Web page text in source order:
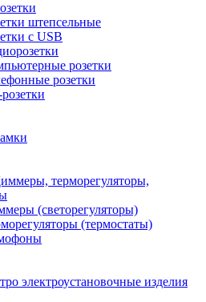
штепсельные
с USB
розетки
розетки
терморегуляторы,
(светорегуляторы)
(термостаты)
электроустановочные изделия